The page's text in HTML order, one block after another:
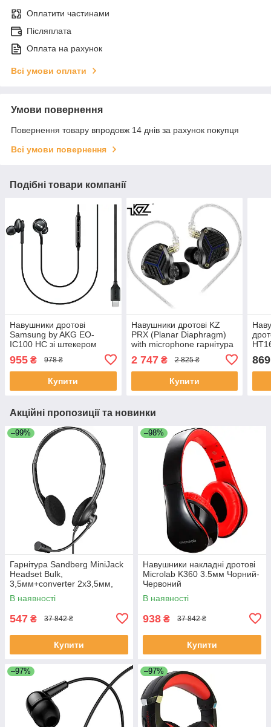
Оплатити частинами
Післяплата
Оплата на рахунок
Всі умови оплати
Умови повернення
Повернення товару впродовж 14 днів за рахунок покупця
Всі умови повернення
Подібні товари компанії
Навушники дротові
Samsung by AKG EO-
IC100 HC зі штекером
955 ₴ 978 ₴
Купити
Навушники дротові KZ
PRX (Planar Diaphragm)
with microphone гарнітура
2 747₴ 2 825 ₴
Купити
869
Акційні пропозиції та новинки
–99%
Гарнітура Sandberg MiniJack
Headset Bulk,
3,5мм+converter 2х3,5мм,
Чорний
В наявності
547 ₴ 37 842 ₴
Купити
–98%
Навушники накладні дротові
Microlab K360 3.5мм Чорний-
Червоний
В наявності
938 ₴ 37 842 ₴
Купити
–97% –97%